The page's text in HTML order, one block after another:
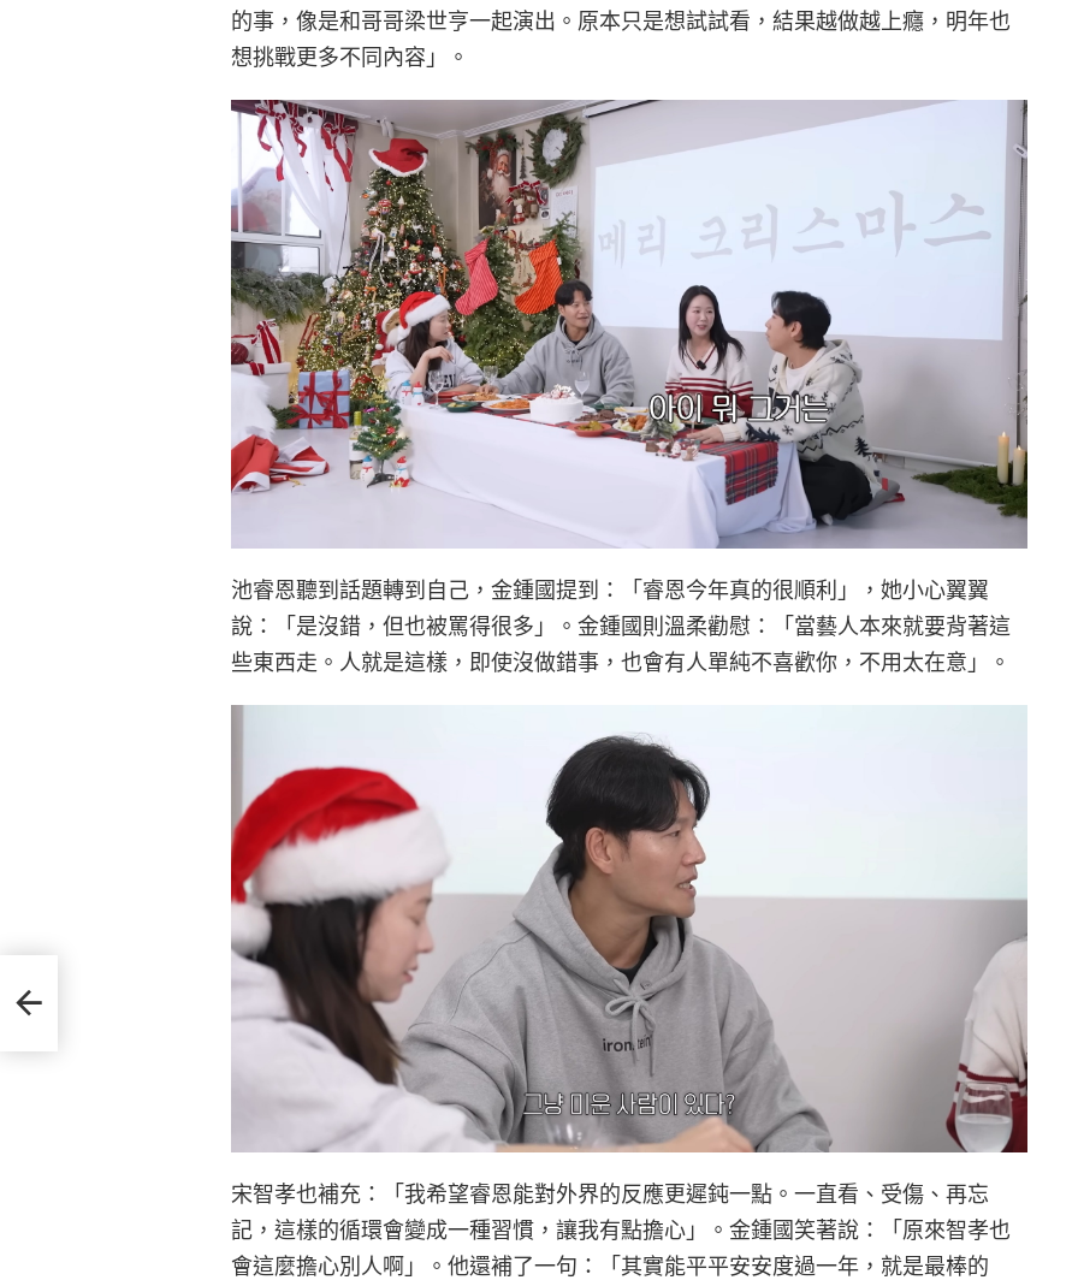
的事，像是和哥哥梁世亨一起演出。原本只是想試試看，結果越做越上癮，明年也
想挑戰更多不同內容」。
池睿恩聽到話題轉到自己，金鍾國提到：「睿恩今年真的很順利」，她小心翼翼
說：「是沒錯，但也被罵得很多」。金鍾國則溫柔勸慰：「當藝人本來就要背著這
些東西走。人就是這樣，即使沒做錯事，也會有人單純不喜歡你，不用太在意」。
宋智孝也補充：「我希望睿恩能對外界的反應更遲鈍一點。一直看、受傷、再忘
記，這樣的循環會變成一種習慣，讓我有點擔心」。金鍾國笑著說：「原來智孝也
會這麼擔心別人啊」。他還補了一句：「其實能平平安安度過一年，就是最棒的
進